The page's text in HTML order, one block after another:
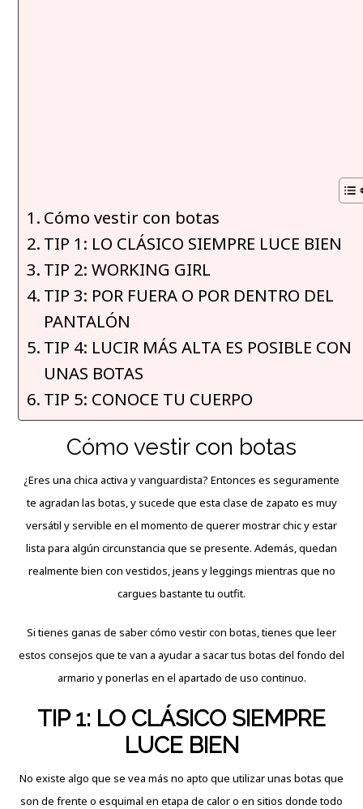
Cómo vestir con botas
TIP 1: LO CLÁSICO SIEMPRE LUCE BIEN
TIP 2: WORKING GIRL
TIP 3: POR FUERA O POR DENTRO DEL
PANTALÓN
TIP 4: LUCIR MÁS ALTA ES POSIBLE CON
UNAS BOTAS
TIP 5: CONOCE TU CUERPO
Cómo vestir con botas
¿Eres una chica activa y vanguardista? Entonces es seguramente
te agradan las botas, ysucede que esta clase de zapato es muy
versátil y servible en el momento de querer mostrar chic y estar
lista para algún circunstancia que se presente. Además, quedan
realmente bien con vestidos, jeans y leggings mientras que no
cargues bastante tu outfit.
Si tienes ganas de saber cómo vestir con botas, tienes que leer
estos consejos que te van a ayudar a sacar tus botas del fondo del
armario y ponerlas en el apartado de uso continuo.
TIP 1: LO CLÁSICO SIEMPRE
LUCE BIEN
No existe algo que se vea más no apto que utilizar unas botas que
son de frente o esquimal en etapa de calor o en sitios donde todo